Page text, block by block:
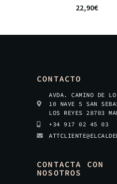
22,90€
CONTACTO
AVDA. CAMINO DE LO
10 NAVE 5 SAN
LOS REYES 28703
+34 917 02 45 03
CONTACTA CON
NOSOTROS